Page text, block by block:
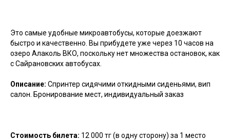
Это самые удобные микроавтобусы, которые доезжают
быстро и качественно. Вы прибудете уже через 10 часов на
озеро Алаколь ВКО, поскольку нет множества остановок, как
с Сайрановских автобусах.
Описание: Спринтер сидячими откидными сиденьями, вип
салон. Бронирование мест, индивидуальный заказ
Стоимость билета: 12 000 тг (в одну сторону) за 1 место